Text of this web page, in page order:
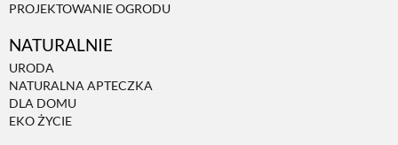
PROJEKTOWANIE OGRODU
NATURALNIE
URODA
NATURALNA APTECZKA
DLA DOMU
EKO ŻYCIE